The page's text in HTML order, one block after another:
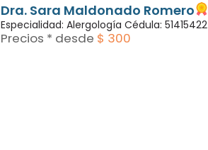
Dra. Sara Maldonado Romero
Especialidad: Alergología Cédula: 51415422
Precios * desde $ 300